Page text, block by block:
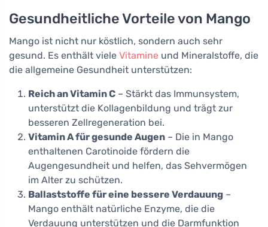
Gesundheitliche Vorteile von Mango
Mango ist nicht nur köstlich, sondern auch sehr
gesund. Es enthält viele Vitamine und Mineralstoffe, die
die allgemeine Gesundheit unterstützen:
Reich an Vitamin C – Stärkt das Immunsystem,
unterstützt die Kollagenbildung und trägt zur
besseren Zellregeneration bei.
Vitamin A für gesunde Augen – Die in Mango
enthaltenen Carotinoide fördern die
Augengesundheit und helfen, das Sehvermögen
im Alter zu schützen.
Ballaststoffe für eine bessere Verdauung –
Mango enthält natürliche Enzyme, die die
Verdauung unterstützen und die Darmfunktion